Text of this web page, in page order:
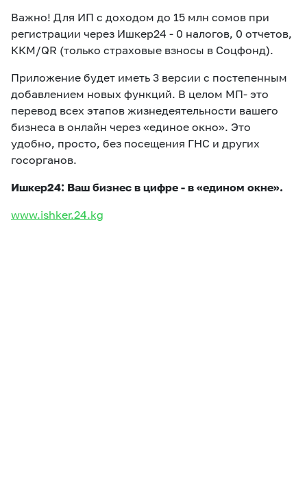
Важно! Для ИП с доходом до 15 млн сомов при
регистрации через Ишкер24 - 0 налогов, 0 отчетов,
ККМ/QR (только страховые взносы в Соцфонд).
Приложение будет иметь 3 версии с постепенным
добавлением новых функций. В целом МП- это
перевод всех этапов жизнедеятельности вашего
бизнеса в онлайн через «единое окно». Это
удобно, просто, без посещения ГНС и других
госорганов.
Ишкер24: Ваш бизнес в цифре - в «едином окне».
www.ishker.24.kg